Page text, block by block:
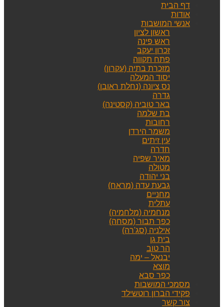
דף הבית
אודות
אנשי המושבות
ראשון לציון
ראש פינה
זכרון יעקב
פתח תקווה
מזכרת בתיה (עקרון)
יסוד המעלה
נס ציונה (נחלת ראובן)
גדרה
באר טוביה (קסטינה)
בת שלמה
רחובות
משמר הירדן
עין זיתים
חדרה
מאיר שפיה
מטולה
בני יהודה
גבעת עדה (מראח)
מחניים
עתלית
מנחמיה (מלחמיה)
כפר תבור (מסחה)
אילניה (סג'רה)
בית גן
הר טוב
יבנאל – ימה
מוצא
כפר סבא
מסמכי המושבות
פקידי הברון רוטשילד
צור קשר